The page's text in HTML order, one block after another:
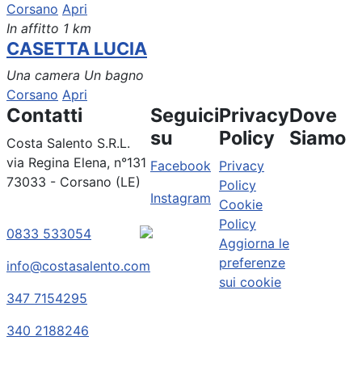
Corsano Apri
In affitto 1 km
CASETTA LUCIA
Una camera Un bagno
Corsano Apri
Contatti
Costa Salento S.R.L.
via Regina Elena, n°131
73033 - Corsano (LE)
0833 533054
info@costasalento.com
347 7154295
340 2188246
Seguici
su
Facebook
Instagram
Privacy
Policy
Privacy
Policy
Cookie
Policy
Aggiorna le
preferenze
sui cookie
Dove
Siamo